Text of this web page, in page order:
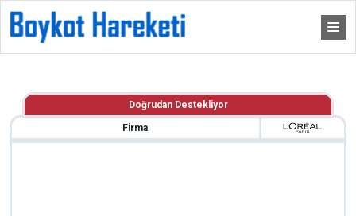
Doğrudan Destekliyor
Firma